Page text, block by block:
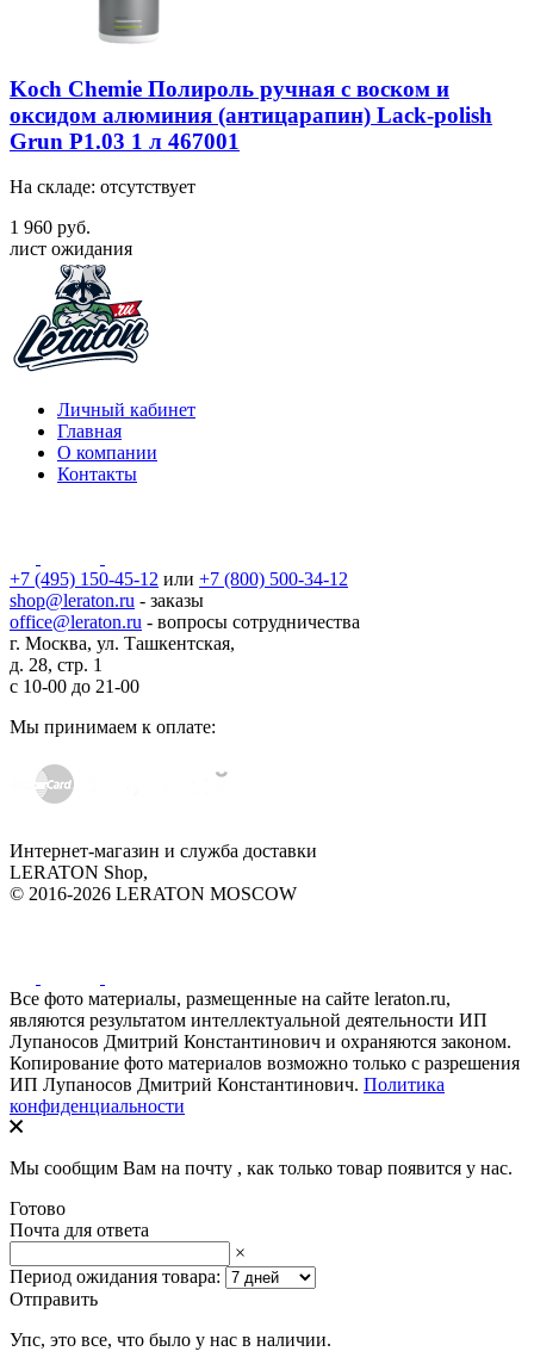
Koch Chemie Полироль ручная с воском и
оксидом алюминия (антицарапин) Lack-polish
Grun P1.03 1 л 467001
На складе: отсутствует
1 960 руб.
лист ожидания
Личный кабинет
Главная
О компании
Контакты
+7 (495) 150-45-12 или +7 (800) 500-34-12
shop@leraton.ru - заказы
office@leraton.ru - вопросы сотрудничества
г. Москва, ул. Ташкентская,
д. 28, стр. 1
с 10-00 до 21-00
Мы принимаем к оплате:
Интернет-магазин и служба доставки
LERATON Shop,
© 2016-2026 LERATON MOSCOW
Все фото материалы, размещенные на сайте leraton.ru,
являются результатом интеллектуальной деятельности ИП
Лупаносов Дмитрий Константинович и охраняются законом.
Копирование фото материалов возможно только с разрешения
ИП Лупаносов Дмитрий Константинович. Политика
конфиденциальности
Мы сообщим Вам на почту , как только товар появится у нас.
Готово
Почта для ответа
×
Период ожидания товара:
Отправить
Упс, это все, что было у нас в наличии.